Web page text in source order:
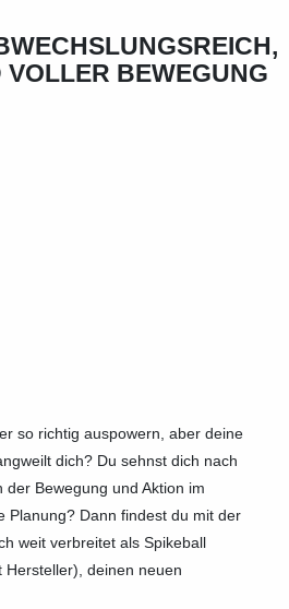
BEWEGUNG
so richtig auspowern, aber deine
dich? Du sehnst dich nach
Bewegung und Aktion im
Planung? Dann findest du mit der
weit verbreitet als Spikeball
Hersteller), deinen neuen